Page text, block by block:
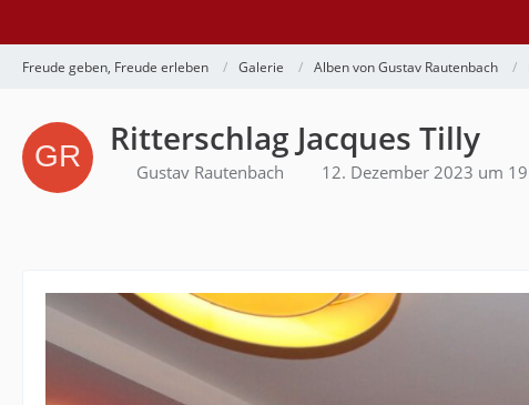
Freude geben, Freude erleben Galerie Alben von Gustav Rautenbach
Ritterschlag Jacques Tilly
Gustav Rautenbach 12. Dezember 2023 um